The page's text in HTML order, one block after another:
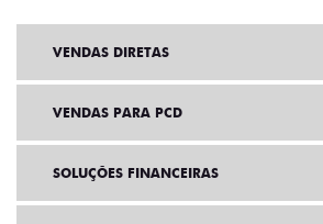
VENDAS DIRETAS
VENDAS PARA PCD
SOLUÇÕES FINANCEIRAS